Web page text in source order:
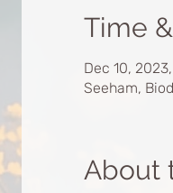
Time
Dec 10,
Seeham,
About